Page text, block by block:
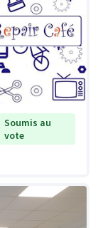
Soumis au
vote